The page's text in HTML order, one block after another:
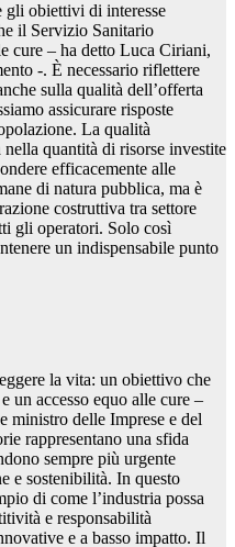
obiettivi di interesse
il Servizio Sanitario
cure – ha detto Luca Ciriani,
-. È necessario riflettere
sulla qualità dell’offerta
assicurare risposte
La qualità
nella quantità di risorse investite
efficacemente alle
di natura pubblica, ma è
costruttiva tra settore
gli operatori. Solo così
un indispensabile punto
la vita: un obiettivo che
un accesso equo alle cure –
ministro delle Imprese e del
rappresentano una sfida
sempre più urgente
e sostenibilità. In questo
di come l’industria possa
e responsabilità
e a basso impatto. Il